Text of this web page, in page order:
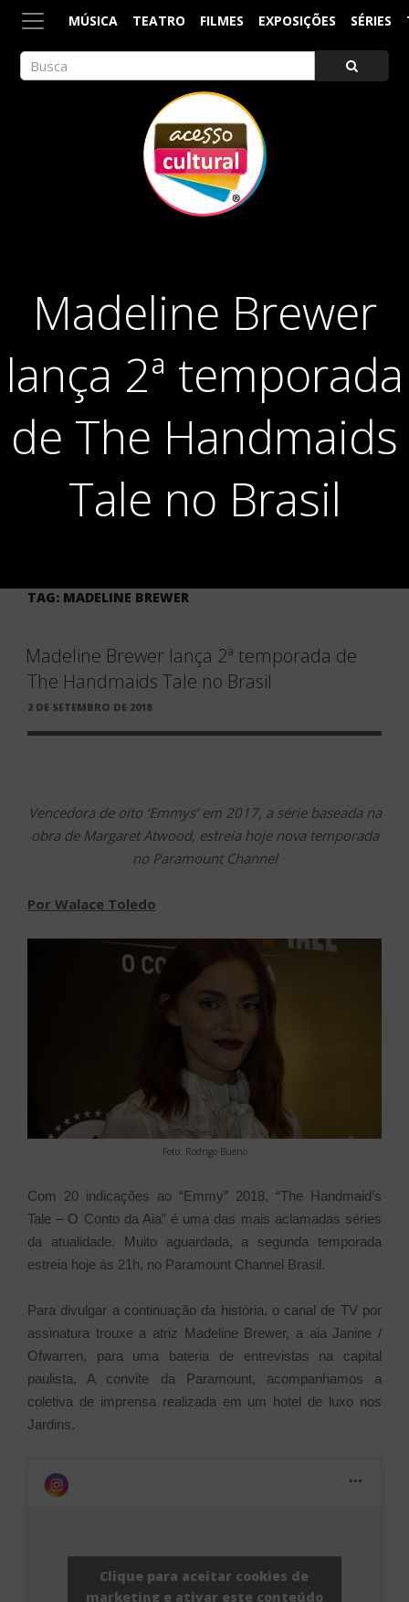
MÚSICA TEATRO FILMES EXPOSIÇÕES SÉRIES
Madeline Brewer
lança 2ª temporada
de The Handmaids
Tale no Brasil
TAG: MADELINE BREWER
Madeline Brewer lança 2ª temporada de
The Handmaids Tale no Brasil
PUBLICADO
2 DE SETEMBRO DE 2018
Vencedora de oito ‘Emmys’ em 2017, a série baseada na
obra de Margaret Atwood, estreia hoje nova temporada
no Paramount Channel
Por Walace Toledo
Foto: Rodrigo Bueno
Com 20 indicações ao “Emmy” 2018, “The Handmaid’s
Tale – O Conto da Aia” é uma das mais aclamadas séries
da atualidade. Muito aguardada, a segunda temporada
estreia hoje às 21h, no Paramount Channel Brasil.
Para divulgar a continuação da história, o canal de TV por
assinatura trouxe a atriz Madeline Brewer, a aia Janine /
Ofwarren, para uma bateria de entrevistas na capital
paulista. A convite da Paramount, acompanhamos a
coletiva de imprensa realizada em um hotel de luxo nos
Jardins.
Clique para aceitar cookies de
marketing e ativar este conteúdo